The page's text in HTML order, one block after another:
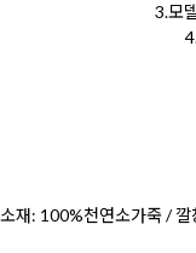
3.모
소재: 100%천연소가죽 / 깔